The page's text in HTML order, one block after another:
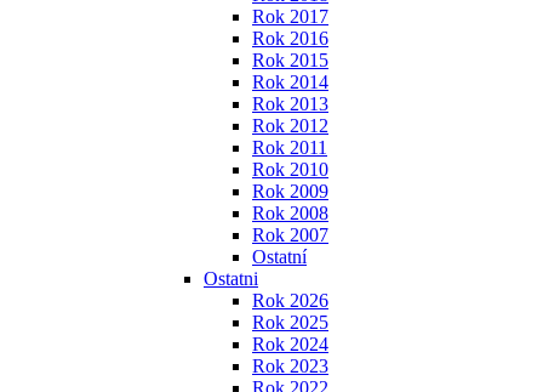
Rok 2017
Rok 2016
Rok 2015
Rok 2014
Rok 2013
Rok 2012
Rok 2011
Rok 2010
Rok 2009
Rok 2008
Rok 2007
Ostatní
Ostatni
Rok 2026
Rok 2025
Rok 2024
Rok 2023
Rok 2022